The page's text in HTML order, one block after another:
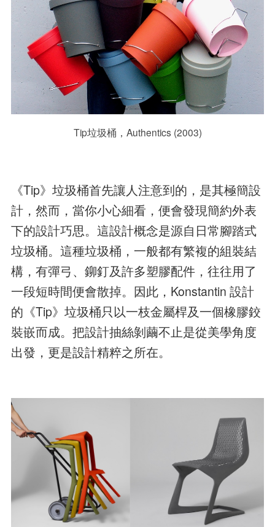
Tip垃圾桶，Authentics (2003)
《Tip》垃圾桶首先讓人注意到的，是其極簡設
計，然而，當你小心細看，便會發現簡約外表
下的設計巧思。這設計概念是源自日常腳踏式
垃圾桶。這種垃圾桶，一般都有繁複的組裝結
構，有彈弓、鉚釘及許多塑膠配件，往往用了
一段短時間便會散掉。因此，Konstantin 設計
的《Tip》垃圾桶只以一枝金屬桿及一個橡膠鉸
裝嵌而成。把設計抽絲剝繭不止是從美學角度
出發，更是設計精粹之所在。